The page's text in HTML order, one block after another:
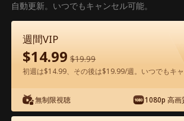
聴いただくには解放が
60今すぐ解放
アプリ内で無料視聴可能
自動更新。いつでもキャンセル可能。
週間VIP
$14.99 $19.99
初週は$14.99、その後は$19.99/週。いつでもキャ
無制限視聴 1080p 高画